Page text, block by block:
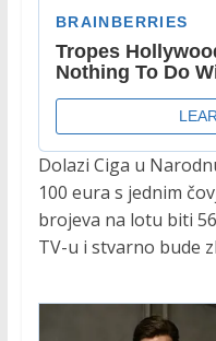
Dolazi Ciga u
100 eura s jednim
brojeva na lotu biti
TV-u i stvarno bude